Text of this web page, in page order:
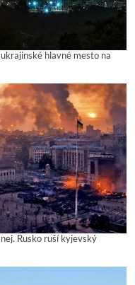
hlavné mesto na
Rusko ruší kyjevský